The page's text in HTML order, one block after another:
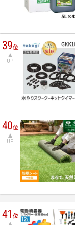
39位
UP
40位
UP
41位